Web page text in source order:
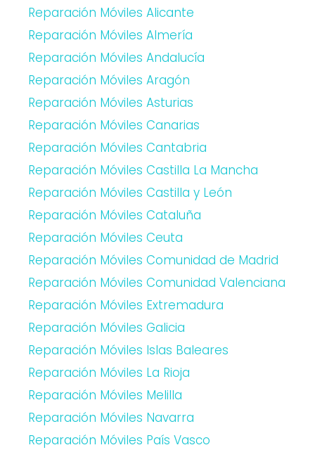
Reparación Móviles Alicante
Reparación Móviles Almería
Reparación Móviles Andalucía
Reparación Móviles Aragón
Reparación Móviles Asturias
Reparación Móviles Canarias
Reparación Móviles Cantabria
Reparación Móviles Castilla La Mancha
Reparación Móviles Castilla y León
Reparación Móviles Cataluña
Reparación Móviles Ceuta
Reparación Móviles Comunidad de Madrid
Reparación Móviles Comunidad Valenciana
Reparación Móviles Extremadura
Reparación Móviles Galicia
Reparación Móviles Islas Baleares
Reparación Móviles La Rioja
Reparación Móviles Melilla
Reparación Móviles Navarra
Reparación Móviles País Vasco